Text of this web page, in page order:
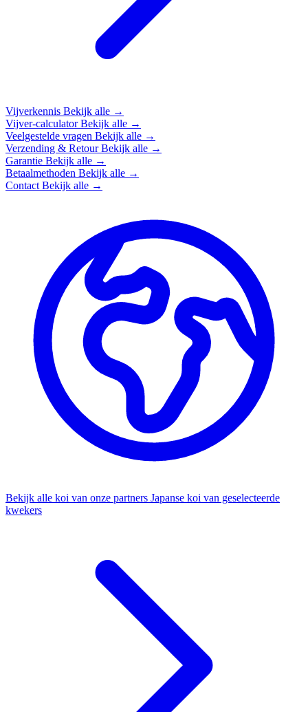
Vijverkennis Bekijk alle →
Vijver-calculatorBekijk alle →
Veelgestelde vragen Bekijk alle →
Verzending & RetourBekijk alle →
Garantie Bekijk alle →
Betaalmethoden Bekijk alle →
Contact Bekijk alle →
Bekijk alle koi van onze partners Japanse koi van geselecteerde
kwekers